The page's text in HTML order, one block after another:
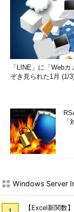
うに新規タブの作成ボ
この例ではタブを
ウが1つ作成され
減っている。もし
れば、タブが移動
以上のように、
しかタブを持たな
ドウに組み込んだ
うに、IE9では、ピ
とができるが、こ
きない。ただし親
ブ同士は相互に移
のようになる。
「LINE」に「Web
ぞき見られた1月 (1/
Windows Server
【Excel新関数